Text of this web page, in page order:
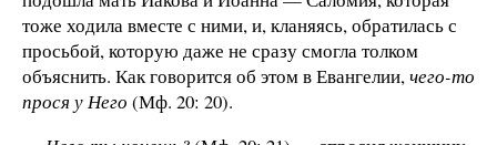
тоже ходила вместе с ними, и, кланяясь, обратилась с
просьбой, которую даже не сразу смогла толком
объяснить. Как говорится об этом в Евангелии,чего-то
прося у Него (Мф. 20: 20).